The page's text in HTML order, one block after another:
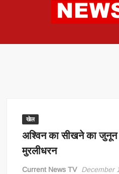
खेल
अश्विन का सीखने का
मुरलीधरन
Current News TV December